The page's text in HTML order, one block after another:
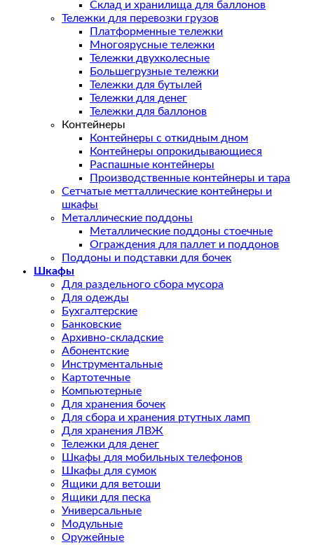
Склад и хранилища для баллонов
Тележки для перевозки грузов
Платформенные тележки
Многоярусные тележки
Тележки двухколесные
Большегрузные тележки
Тележки для бутылей
Тележки для денег
Тележки для баллонов
Контейнеры
Контейнеры с откидным дном
Контейнеры опрокидывающиеся
Распашные контейнеры
Производственные контейнеры и тара
Сетчатые метталлические контейнеры и
шкафы
Металлические поддоны
Металлические поддоны стоечные
Ограждения для паллет и поддонов
Поддоны и подставки для бочек
Шкафы
Для раздельного сбора мусора
Для одежды
Бухгалтерские
Банковские
Архивно-складские
Абонентские
Инструментальные
Картотечные
Компьютерные
Для хранения бочек
Для сбора и хранения ртутных ламп
Для хранения ЛВЖ
Тележки для денег
Шкафы для мобильных телефонов
Шкафы для сумок
Ящики для ветоши
Ящики для песка
Универсальные
Модульные
Оружейные